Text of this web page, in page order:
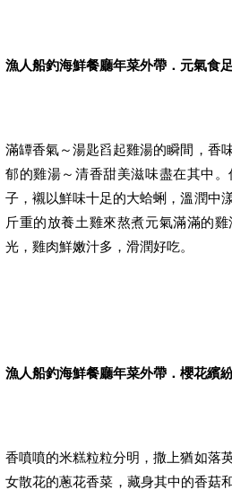
漁人船釣海鮮餐廳年菜外帶．元氣食
滿罈香氣～湯匙舀起雞湯的瞬間，香
郁的雞湯～清香甜美滋味盡在其中
子，襯以鮮味十足的大蛤蜊，溫潤中
斤重的放養土雞來熬煮元氣滿滿的
光，雞肉鮮嫩汁多，滑潤好吃。
漁人船釣海鮮餐廳年菜外帶．櫻花繽
香噴噴的米糕粒粒分明，撒上猶如落
女散花的蔥花香菜，藏身其中的香菇